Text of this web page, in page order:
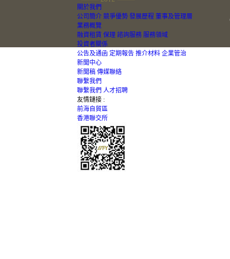
關於我們
公司簡介 競爭優勢 發展歷程 董事及管理層
業務概覽
融資租賃 保理 諮詢服務 服務領域
投資者關係
公告及通函 定期報告 推介材料 企業管治
新聞中心
新聞稿 傳媒聯絡
聯繫我們
聯繫我們 人才招聘
友情鏈接 :
前海自貿區
香港聯交所